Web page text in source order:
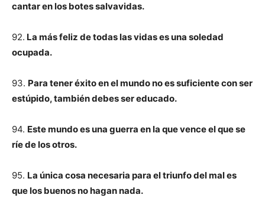
cantar en los botes salvavidas.
92. La más feliz de todas las vidas es una soledad
ocupada.
93. Para tener éxito en el mundo no es suficiente con ser
estúpido, también debes ser educado.
94. Este mundo es una guerra en la que vence el que se
ríe de los otros.
95. La única cosa necesaria para el triunfo del mal es
que los buenos no hagan nada.